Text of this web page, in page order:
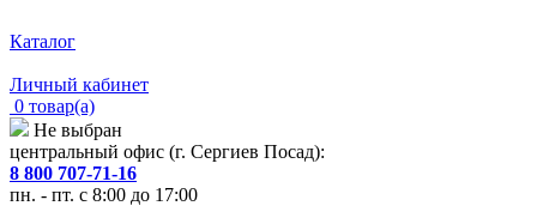
Каталог
Личный кабинет
0 товар(а)
Не выбран
центральный офис (г. Сергиев Посад):
8 800 707-71-16
пн. - пт. с 8:00 до 17:00